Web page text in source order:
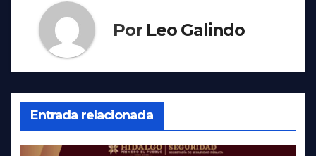
Por Leo Galindo
Entrada relacionada